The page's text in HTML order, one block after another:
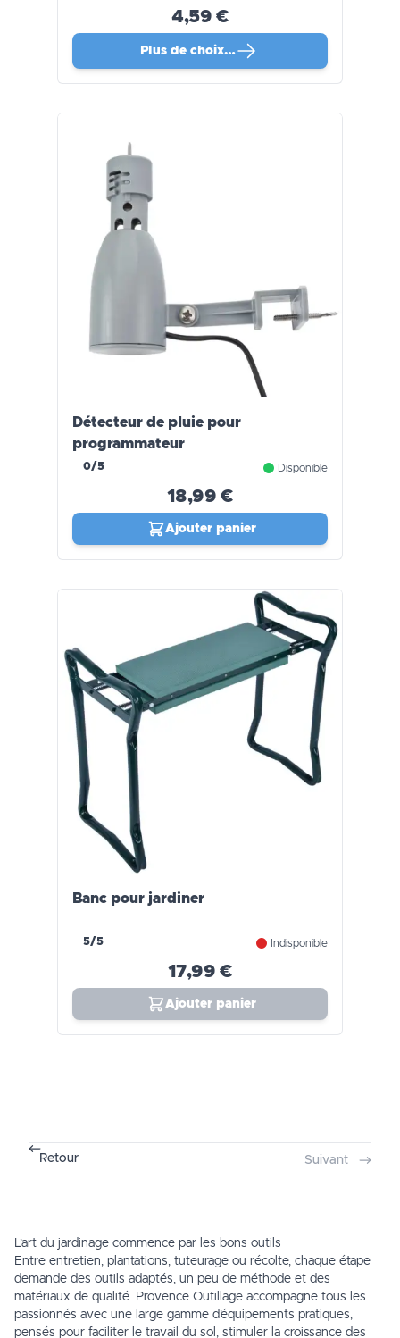
4,59 €
Plus de choix…
Détecteur de pluie pour
programmateur
0/5 Disponible
18,99 €
Ajouter panier
Banc pour jardiner
5/5 Indisponible
17,99 €
Ajouter panier
Retour Suivant
L’art du jardinage commence par les bons outils
Entre entretien, plantations, tuteurage ou récolte, chaque étape
demande des outils adaptés, un peu de méthode et des
matériaux de qualité. Provence Outillage accompagne tous les
passionnés avec une large gamme d’équipements pratiques,
pensés pour faciliter le travail du sol, stimuler la croissance des